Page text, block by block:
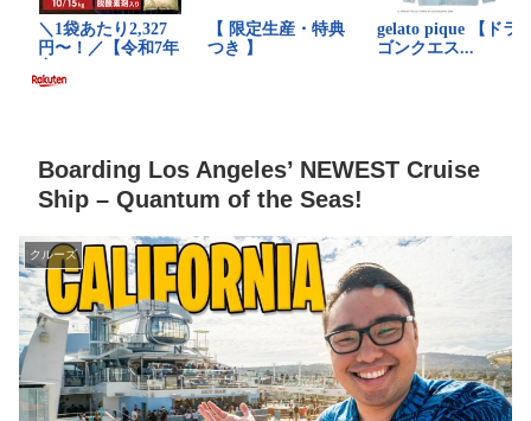
Boarding Los Angeles’ NEWEST Cruise
Ship – Quantum of the Seas!
クルーズ